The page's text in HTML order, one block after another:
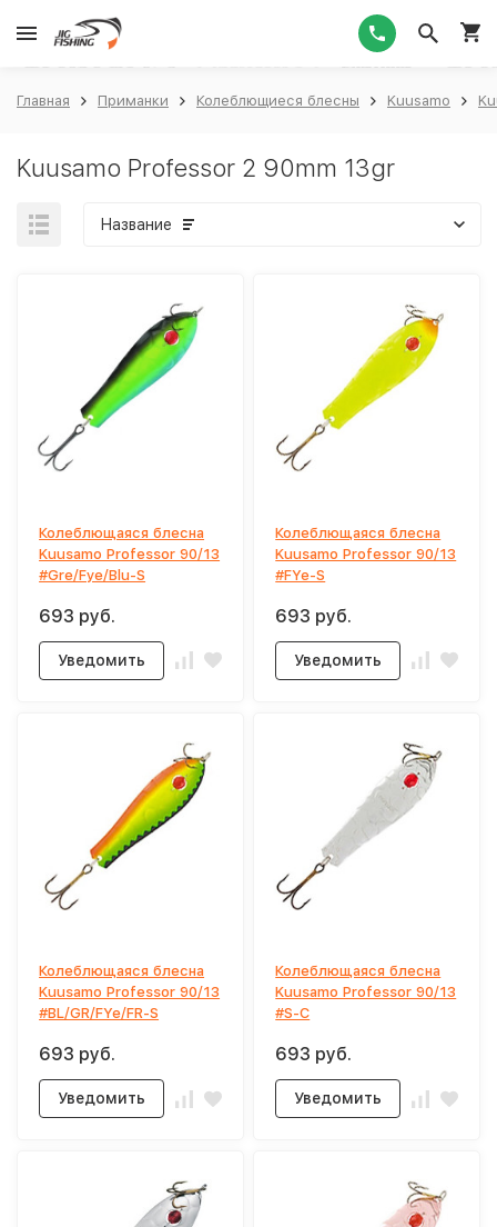
Главная Приманки Колеблющиеся блесны Kuusamo
Kuusamo Professor 2 90mm 13gr
Название
Колеблющаяся блесна
Kuusamo Professor 90/13
#Gre/Fye/Blu-S
693 руб.
Уведомить
Колеблющаяся блесна
Kuusamo Professor 90/13
#FYe-S
693 руб.
Уведомить
Колеблющаяся блесна
Kuusamo Professor 90/13
#BL/GR/FYe/FR-S
693 руб.
Уведомить
Колеблющаяся блесна
Kuusamo Professor 90/13
#S-C
693 руб.
Уведомить